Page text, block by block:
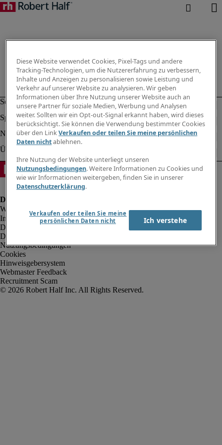
Impressum
Datenschutz
Datenschutz Arbeitnehmer/Zeitarbeitskräfte
Nutzungsbedingungen
Cookies
Hinweisgebersystem
Webmaster Feedback
Recruitment Scam
Diese Website verwendet Cookies, Pixel-Tags und andere
Tracking-Technologien, um die Nutzererfahrung zu verbessern,
Inhalte und Anzeigen zu personalisieren sowie Leistung und
Verkehr auf unserer Website zu analysieren. Wir geben
Informationen über Ihre Nutzung unserer Website auch an
unsere Partner für soziale Medien, Werbung und Analysen
weiter. Sollten wir ein Opt-out-Signal erkannt haben, wird dieses
berücksichtigt. Sie können die Verwendung bestimmter Cookies
über den LinkVerkaufen oder teilen Sie meine persönlichen
Daten nichtablehnen.
Ihre Nutzung der Website unterliegt unseren
Nutzungsbedingungen. Weitere Informationen zu Cookies und
wie wir Informationen weitergeben, finden Sie in unserer
Datenschutzerklärung.
Verkaufen oder teilen Sie meine
persönlichen Daten nicht
Ich verstehe